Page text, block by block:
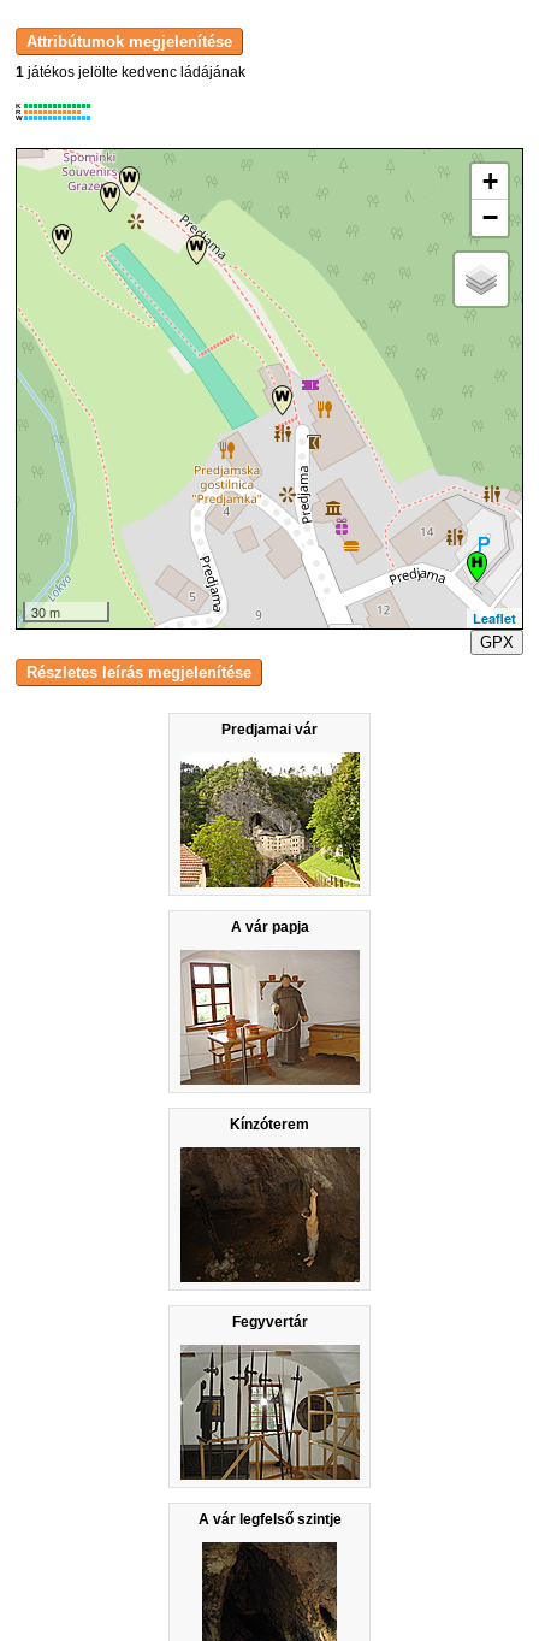
Predjamai vár
A vár papja
Kínzóterem
Fegyvertár
A vár legfelső szintje
1 játékos jelölte kedvenc ládájának
K
R
W
+
−
30 m
Leaflet
GPX